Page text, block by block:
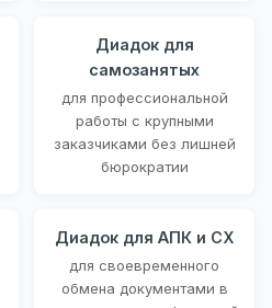
Диадок для
самозанятых
для профессиональной
работы с крупными
заказчиками без лишней
бюрократии
Диадок для АПК и СХ
для своевременного
обмена документами в